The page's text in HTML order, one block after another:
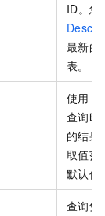
ID。您
最新的
表。
使用
查询时
的结果
取值范
默认值
查询凭